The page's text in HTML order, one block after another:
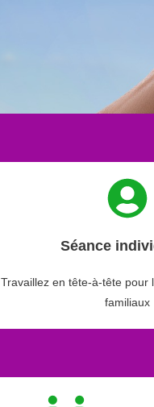
Séance
Travaillez en tête-à-tête pour
familiaux